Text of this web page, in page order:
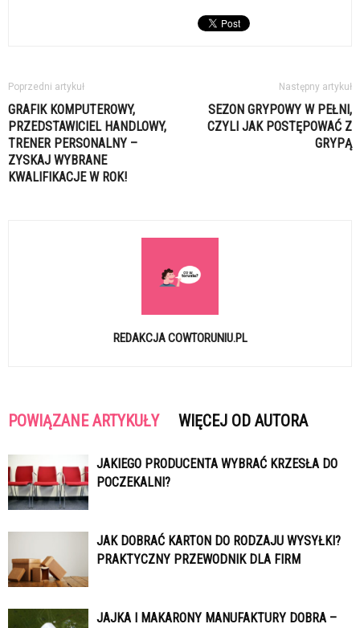
Poprzedni artykuł
GRAFIK KOMPUTEROWY,
PRZEDSTAWICIEL HANDLOWY,
TRENER PERSONALNY –
ZYSKAJ WYBRANE
KWALIFIKACJE W ROK!
Następny artykuł
SEZON GRYPOWY W PEŁNI,
CZYLI JAK POSTĘPOWAĆ Z
GRYPĄ
REDAKCJA COWTORUNIU.PL
POWIĄZANE ARTYKUŁY WIĘCEJ OD AUTORA
JAKIEGO PRODUCENTA WYBRAĆ KRZESŁA DO
POCZEKALNI?
JAK DOBRAĆ KARTON DO RODZAJU WYSYŁKI?
PRAKTYCZNY PRZEWODNIK DLA FIRM
JAJKA I MAKARONY MANUFAKTURY DOBRA –